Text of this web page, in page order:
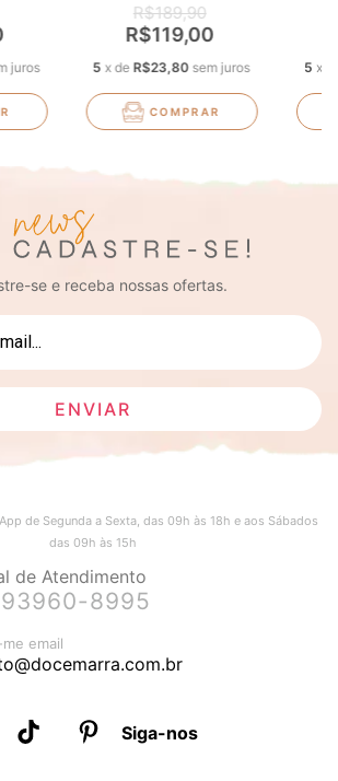
juros
R$189,90
R$119,00
5 xdeR$23,80 sem juros
COMPRAR
5 x
se e receba nossas ofertas.
de Segunda a Sexta, das 09h às 18h e aos Sábados
das 09h às 15h
de Atendimento
93960-8995
email
Siga-nos